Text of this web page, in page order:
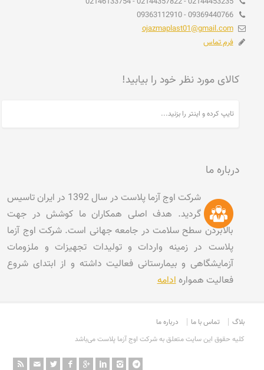
09369440766 - 09363112910
ojazmaplast01@gmail.com
فرم تماس
کالای مورد نظر خود را بیابید!
درباره ما
شرکت اوج آزما پلاست در سال 1392 در ایران تاسیس
گردید. هدف اصلی همکاران ما کوشش در جهت
بالابردن سطح سلامت در جامعه جهانی است. شرکت اوج آزما
پلاست در زمینه واردات و تولیدات تجهیزات و ملزومات
آزمایشگاهی و بیمارستانی فعالیت داشته و از ابتدای شروع
فعالیت هموارهادامه
درباره ما تماس با ما
بلاگ
کليه حقوق اين سايت متعلق به شرکت اوج آزما پلاست می‌باشد